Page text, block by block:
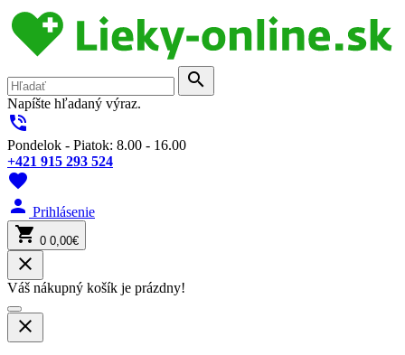
search
Napíšte hľadaný výraz.
phone_in_talk
Pondelok - Piatok: 8.00 - 16.00
+421 915 293 524
favorite
person Prihlásenie
shopping_cart 0 0,00€
close
Váš nákupný košík je prázdny!
close